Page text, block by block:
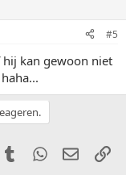
#5
hij kan gewoon niet
Tumblr WhatsApp
E-mail